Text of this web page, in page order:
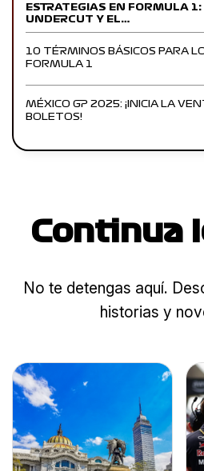
ESTRATEGIAS EN FORMULA 1:
UNDERCUT Y EL…
10 TÉRMINOS BÁSICOS PARA
FORMULA 1
MÉXICO GP 2025: ¡INICIA LA
BOLETOS!
Continua
No te detengas aquí.
historias y